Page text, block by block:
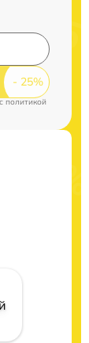
политикой